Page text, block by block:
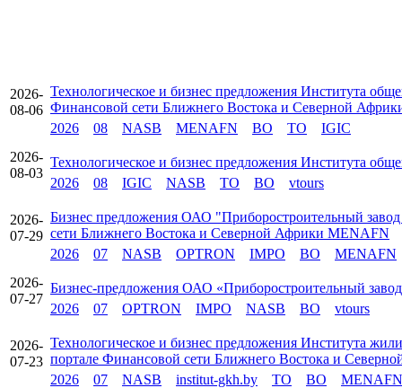
2026-
08-06
Технологическое и бизнес предложения Института
Финансовой сети Ближнего Востока и Северной
2026
08 NASB MENAFN BO TO
IGIC
2026-
08-03
Технологическое и бизнес предложения Института
2026
08 IGIC NASB TO BO vtours
2026-
07-29
Бизнес предложения ОАО "Приборостроительный
сети Ближнего Востока и Северной Африки MENAFN
2026
07 NASB OPTRON IMPO BO
MENAFN
2026-
07-27
Бизнес-предложения ОАО «Приборостроительный
2026
07 OPTRON IMPO NASB BO vtours
2026-
07-23
Технологическое и бизнес предложения Института
портале Финансовой сети Ближнего Востока и
2026
07 NASB institut-gkh.by TO BO
MENAFN